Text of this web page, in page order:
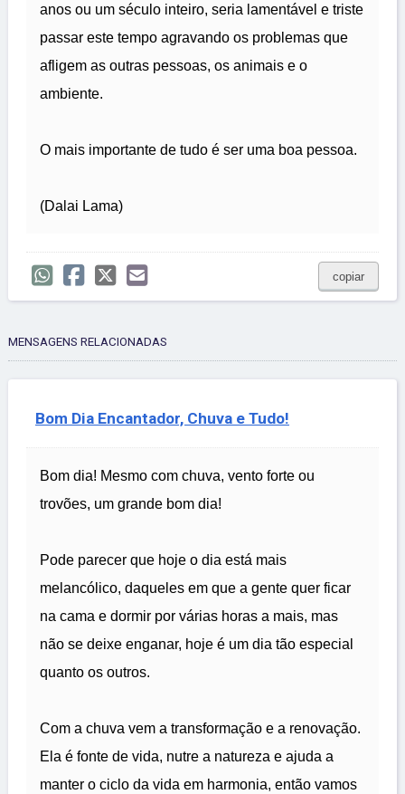
anos ou um século inteiro, seria lamentável e triste
passar este tempo agravando os problemas que
afligem as outras pessoas, os animais e o
ambiente.
O mais importante de tudo é ser uma boa pessoa.
(Dalai Lama)
copiar
MENSAGENS RELACIONADAS
Bom Dia Encantador, Chuva e Tudo!
Bom dia! Mesmo com chuva, vento forte ou
trovões, um grande bom dia!
Pode parecer que hoje o dia está mais
melancólico, daqueles em que a gente quer ficar
na cama e dormir por várias horas a mais, mas
não se deixe enganar, hoje é um dia tão especial
quanto os outros.
Com a chuva vem a transformação e a renovação.
Ela é fonte de vida, nutre a natureza e ajuda a
manter o ciclo da vida em harmonia, então vamos